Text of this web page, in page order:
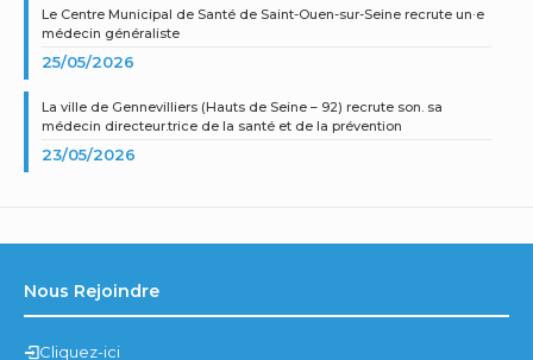
Le Centre Municipal de Santé de Saint-Ouen-sur-Seine recrute un·e
médecin généraliste
25/05/2026
La ville de Gennevilliers (Hauts de Seine – 92) recrute son. sa
médecin directeur.trice de la santé et de la prévention
23/05/2026
Nous Rejoindre
Cliquez-ici